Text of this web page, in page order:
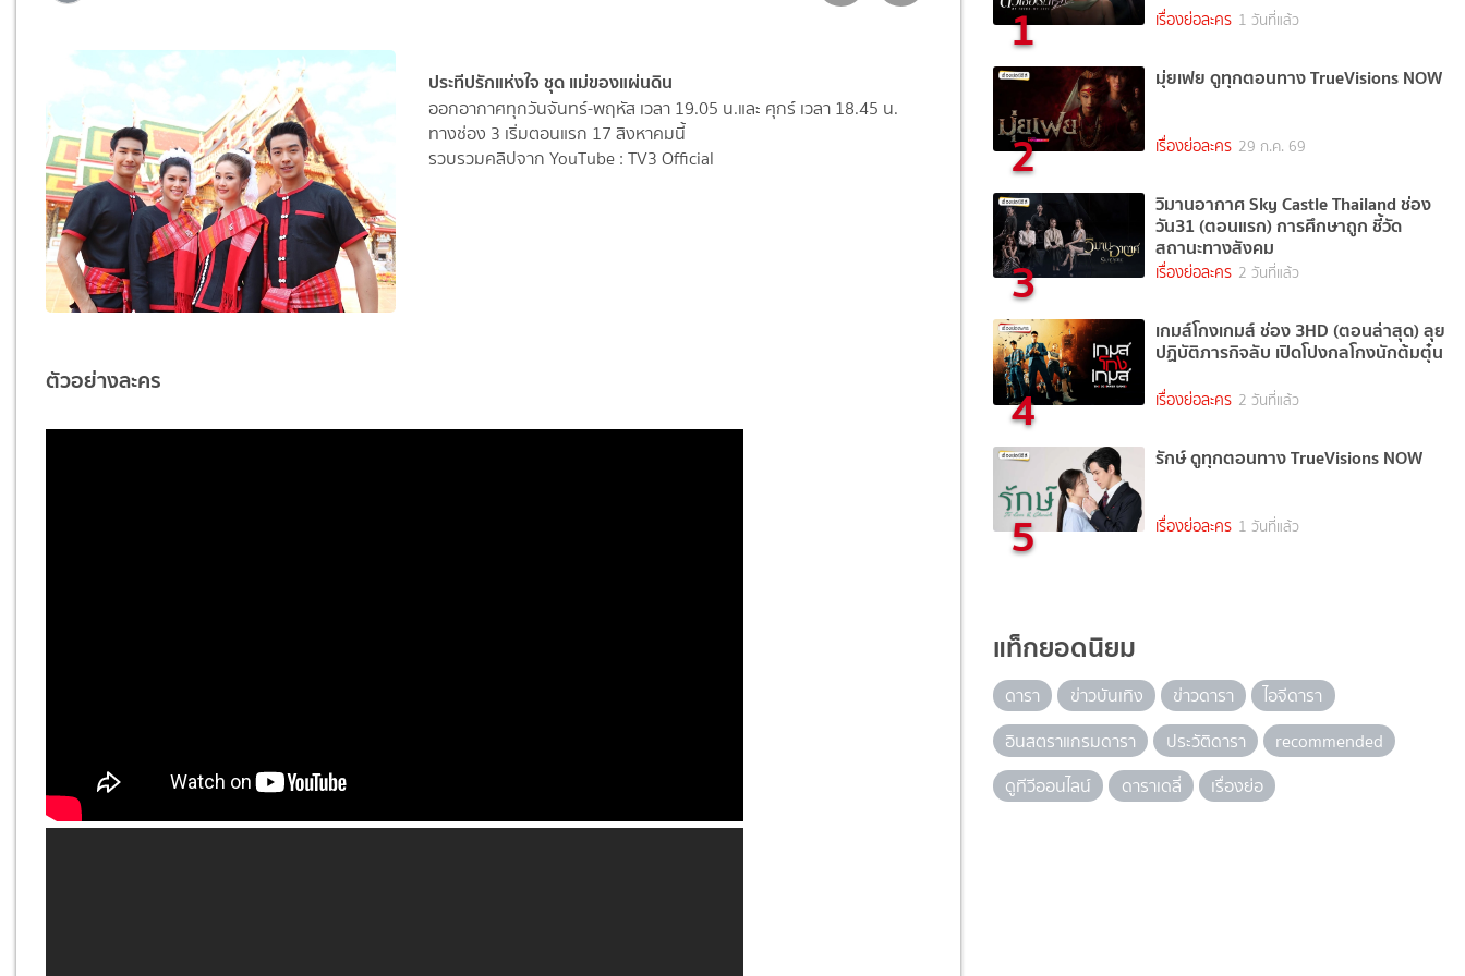
ประทีปรักแห่งใจ ชุด แม่ของแผ่นดิน
ออกอากาศทุกวันจันทร์-พฤหัส เวลา 19.05 น.และ ศุกร์ เวลา 18.45 น.
ทางช่อง 3 เริ่มตอนแรก 17 สิงหาคมนี้
รวบรวมคลิปจาก YouTube : TV3 Official
ตัวอย่างละคร
1 เรื่องย่อละคร 1 วันที่แล้ว
2
มุ่ยเฟย ดูทุกตอนทาง TrueVisions NOW
เรื่องย่อละคร 29 ก.ค. 69
3
วิมานอากาศ Sky Castle Thailand ช่อง
วัน31 (ตอนแรก) การศึกษาถูก ชี้วัด
สถานะทางสังคม
เรื่องย่อละคร 2 วันที่แล้ว
4
เกมส์โกงเกมส์ ช่อง 3HD (ตอนล่าสุด) ลุย
ปฏิบัติภารกิจลับ เปิดโปงกลโกงนักต้มตุ๋น
เรื่องย่อละคร 2 วันที่แล้ว
5
รักษ์ ดูทุกตอนทาง TrueVisions NOW
เรื่องย่อละคร 1 วันที่แล้ว
แท็กยอดนิยม
ดารา ข่าวบันเทิง ข่าวดารา
ไอจีดารา
อินสตราแกรมดารา
ประวัติดารา
recommended
ดูทีวีออนไลน์
ดาราเดลี่ เรื่องย่อ